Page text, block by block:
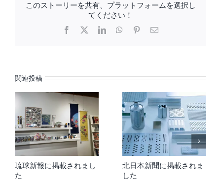
このストーリーを共有、プラットフォームを選択し
てください！
Facebook LinkedInWhatsApp
Pinterest
電
関連投稿
琉球新報に掲載されまし
た
北日本新聞に掲載されま
した